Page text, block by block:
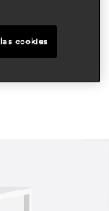
cookies